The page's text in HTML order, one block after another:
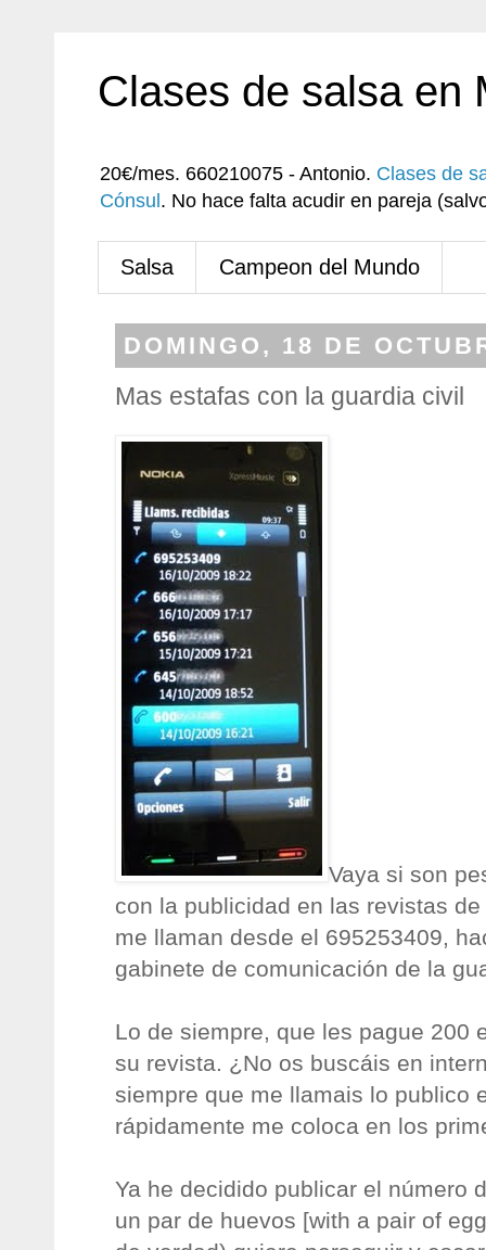
Clases de salsa en
20€/mes. 660210075 - Antonio. Clases de
Cónsul . No hace falta acudir en pareja
Salsa Campeon del Mundo
DOMINGO, 18 DE
Mas estafas con la guardia civil
Vaya si son
con la publicidad en las revistas
me llaman desde el 695253409,
gabinete de comunicación de la
Lo de siempre, que les pague 200
su revista. ¿No os buscáis en
siempre que me llamais lo publico
rápidamente me coloca en los
Ya he decidido publicar el número
un par de huevos [with a pair of